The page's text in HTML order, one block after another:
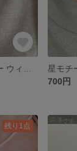
700円
残り1点